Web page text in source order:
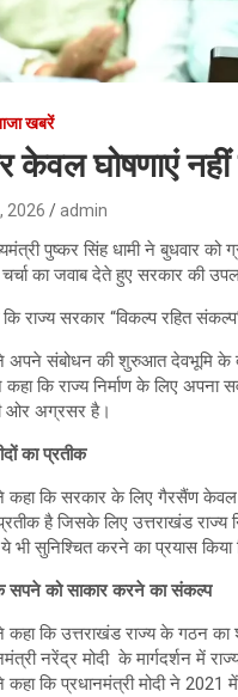
खबरें
केवल घोषणाएं
2026 admin
पुष्कर सिंह धामी ने बुधवार को
का जवाब देते हुए सरकार की
कि राज्य सरकार “विकल्प रहित
अपने संबोधन की शुरुआत देवभूमि के
कहा कि राज्य निर्माण के लिए
ओर अग्रसर है।
का प्रतीक
कहा कि सरकार के लिए गैरसैंण केवल
है जिसके लिए उत्तराखंड
भी सुनिश्चित करने का प्रयास
को साकार करने का संकल्प
कहा कि उत्तराखंड राज्य के गठन का
नरेंद्र मोदी के मार्गदर्शन में
कहा कि प्रधानमंत्री मोदी ने 2021